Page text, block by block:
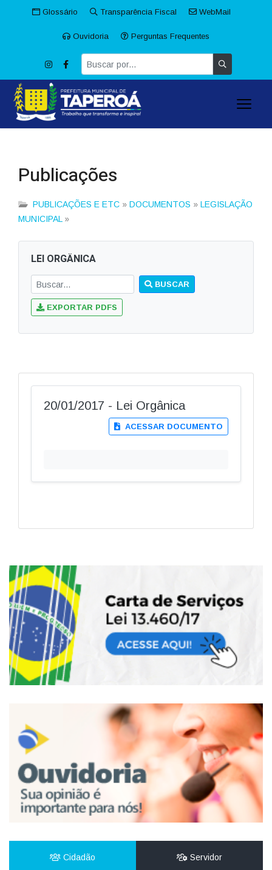
Glossário Transparência Fiscal WebMail
Ouvidoria Perguntas Frequentes
Publicações
PUBLICAÇÕES E ETC » DOCUMENTOS » LEGISLAÇÃO
MUNICIPAL »
LEI ORGÂNICA
BUSCAR
EXPORTAR PDFS
20/01/2017 - Lei Orgânica
ACESSAR DOCUMENTO
Cidadão Servidor